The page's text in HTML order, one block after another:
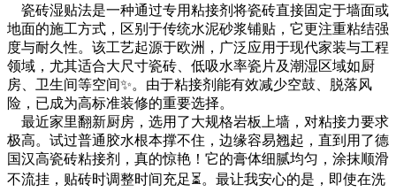
瓷砖湿贴法是一种通过专用粘接剂将瓷砖直接固定于墙面或
地面的施工方式，区别于传统水泥砂浆铺贴，它更注重粘结强
度与耐久性。该工艺起源于欧洲，广泛应用于现代家装与工程
领域，尤其适合大尺寸瓷砖、低吸水率瓷片及潮湿区域如厨
房、卫生间等空间✨。由于粘接剂能有效减少空鼓、脱落风
险，已成为高标准装修的重要选择。
最近家里翻新厨房，选用了大规格岩板上墙，对粘接力要求
极高。试过普通胶水根本撑不住，边缘容易翘起，直到用了德
国汉高瓷砖粘接剂，真的惊艳！它的膏体细腻均匀，涂抹顺滑
不流挂，贴砖时调整时间充足⏳。最让我安心的是，即使在洗